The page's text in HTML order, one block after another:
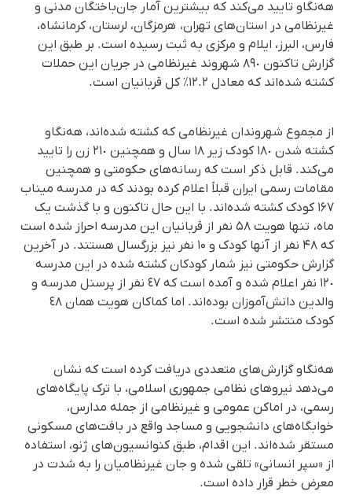
هه‌نگاو تایید می‌کند که بیشترین آمار جان‌باختگان مدنی و
غیرنظامی در استان‌های تهران، هرمزگان، لرستان، کرمانشاه،
فارس، البرز، ایلام و مرکزی به ثبت رسیده است. بر طبق این
گزارش تاکنون ٨٩٠ شهروند غیرنظامی در جریان این حملات
کشته شده‌اند که معادل ١٢.٢٪ کل قربانیان است.
از مجموع شهروندان غیرنظامی که کشته شده‌اند، هه‌نگاو
کشته شدن ١٨٠ کودک زیر ۱۸ سال و همچنین ٢١٠ زن را تایید
می‌کند. قابل ذکر است که رسانه‌های حکومتی و همچنین
مقامات رسمی ایران قبلاً اعلام کرده بودند که در مدرسه میناب
۱۶۷ کودک کشته شده‌اند. با این حال تاکنون و با گذشت یک
ماه، تنها هویت ۵۸ نفر از قربانیان این مدرسه احراز شده است
که ۴۸ نفر از آنها کودک و ۱۰ نفر نیز بزرگسال هستند. در آخرین
گزارش حکومتی نیز شمار کودکان کشته شده در این مدرسه
١٢٠ نفر اعلام شده و آمده است که ٤٧ نفر از پرسنل مدرسه و
والدین دانش‌آموزان بوده‌اند. اما کماکان هویت همان ٤٨
کودک منتشر شده است.
هه‌نگاو گزارش‌های متعددی دریافت کرده است که نشان
می‌دهد نیروهای نظامی جمهوری اسلامی، با ترک پایگاه‌های
رسمی، در اماکن عمومی و غیرنظامی از جمله مدارس،
خوابگاه‌های دانشجویی و مساجد واقع در بافت‌های مسکونی
مستقر شده‌اند. این اقدام، طبق کنوانسیون‌های ژنو، استفاده
از «سپر انسانی» تلقی شده و جان غیرنظامیان را به شدت در
معرض خطر قرار داده است.